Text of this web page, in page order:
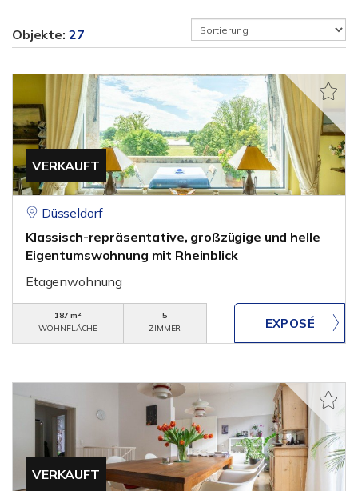
Objekte: 27
VERKAUFT
Düsseldorf
Klassisch-repräsentative, großzügige und helle
Eigentumswohnung mit Rheinblick
Etagenwohnung
187 m²
WOHNFLÄCHE
5
ZIMMER
VERKAUFT